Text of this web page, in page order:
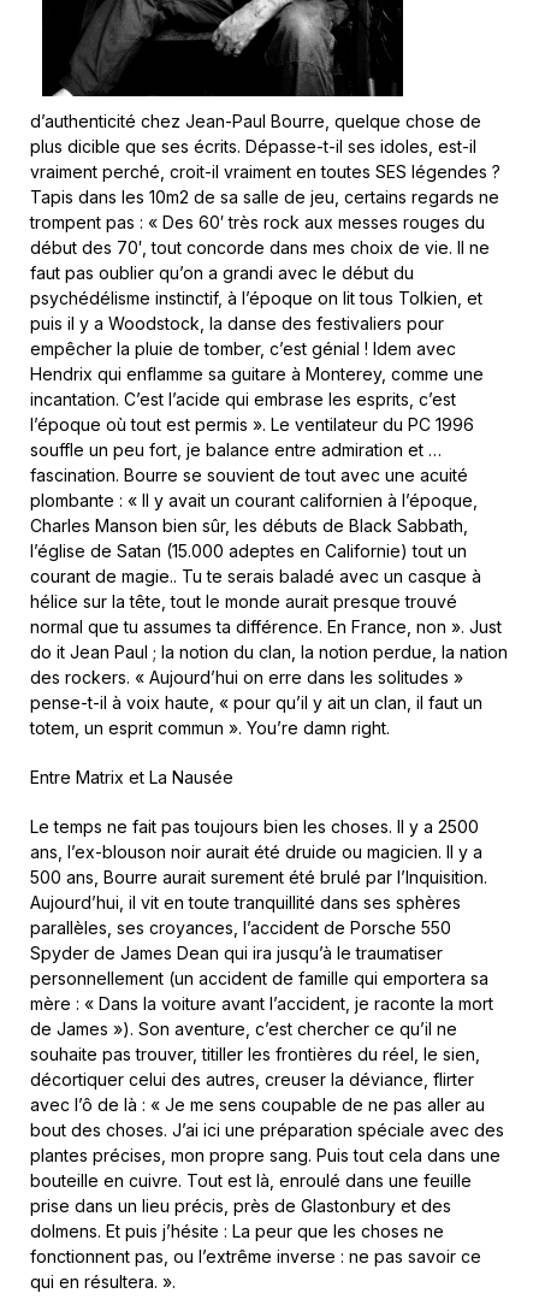
d’authenticité chez Jean-Paul Bourre, quelque chose de
plus dicible que ses écrits. Dépasse-t-il ses idoles, est-il
vraiment perché, croit-il vraiment en toutes SES légendes ?
Tapis dans les 10m2 de sa salle de jeu, certains regards ne
trompent pas : « Des 60′ très rock aux messes rouges du
début des 70′, tout concorde dans mes choix de vie. Il ne
faut pas oublier qu’on a grandi avec le début du
psychédélisme instinctif, à l’époque on lit tous Tolkien, et
puis il y a Woodstock, la danse des festivaliers pour
empêcher la pluie de tomber, c’est génial ! Idem avec
Hendrix qui enflamme sa guitare à Monterey, comme une
incantation. C’est l’acide qui embrase les esprits, c’est
l’époque où tout est permis ». Le ventilateur du PC 1996
souffle un peu fort, je balance entre admiration et …
fascination. Bourre se souvient de tout avec une acuité
plombante : « Il y avait un courant californien à l’époque,
Charles Manson bien sûr, les débuts de Black Sabbath,
l’église de Satan (15.000 adeptes en Californie) tout un
courant de magie.. Tu te serais baladé avec un casque à
hélice sur la tête, tout le monde aurait presque trouvé
normal que tu assumes ta différence. En France, non ». Just
do it Jean Paul ; la notion du clan, la notion perdue, la nation
des rockers. « Aujourd’hui on erre dans les solitudes »
pense-t-il à voix haute, « pour qu’il y ait un clan, il faut un
totem, un esprit commun ». You’re damn right.
Entre Matrix et La Nausée
Le temps ne fait pas toujours bien les choses. Il y a 2500
ans, l’ex-blouson noir aurait été druide ou magicien. Il y a
500 ans, Bourre aurait surement été brulé par l’Inquisition.
Aujourd’hui, il vit en toute tranquillité dans ses sphères
parallèles, ses croyances, l’accident de Porsche 550
Spyder de James Dean qui ira jusqu’à le traumatiser
personnellement (un accident de famille qui emportera sa
mère : « Dans la voiture avant l’accident, je raconte la mort
de James »). Son aventure, c’est chercher ce qu’il ne
souhaite pas trouver, titiller les frontières du réel, le sien,
décortiquer celui des autres, creuser la déviance, flirter
avec l’ô de là : « Je me sens coupable de ne pas aller au
bout des choses. J’ai ici une préparation spéciale avec des
plantes précises, mon propre sang. Puis tout cela dans une
bouteille en cuivre. Tout est là, enroulé dans une feuille
prise dans un lieu précis, près de Glastonbury et des
dolmens. Et puis j’hésite : La peur que les choses ne
fonctionnent pas, ou l’extrême inverse : ne pas savoir ce
qui en résultera. ».